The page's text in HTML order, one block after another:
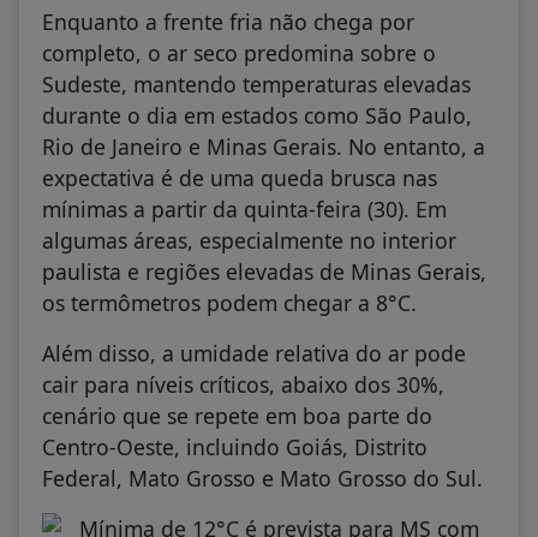
Enquanto a frente fria não chega por
completo, o ar seco predomina sobre o
Sudeste, mantendo temperaturas elevadas
durante o dia em estados como São Paulo,
Rio de Janeiro e Minas Gerais. No entanto, a
expectativa é de uma queda brusca nas
mínimas a partir da quinta-feira (30). Em
algumas áreas, especialmente no interior
paulista e regiões elevadas de Minas Gerais,
os termômetros podem chegar a 8°C.
Além disso, a umidade relativa do ar pode
cair para níveis críticos, abaixo dos 30%,
cenário que se repete em boa parte do
Centro-Oeste, incluindo Goiás, Distrito
Federal, Mato Grosso e Mato Grosso do Sul.